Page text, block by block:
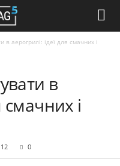
аерогрилі: ідеї для смачних і
в
смачних і
0